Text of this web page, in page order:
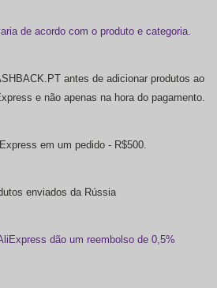
de acordo com o produto e categoria.
antes de adicionar produtos ao
e não apenas na hora do pagamento.
em um pedido - R$500.
enviados da Rússia
dão um reembolso de 0,5%